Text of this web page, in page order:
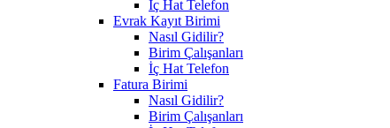
İç Hat Telefon
Evrak Kayıt Birimi
Nasıl Gidilir?
Birim Çalışanları
İç Hat Telefon
Fatura Birimi
Nasıl Gidilir?
Birim Çalışanları